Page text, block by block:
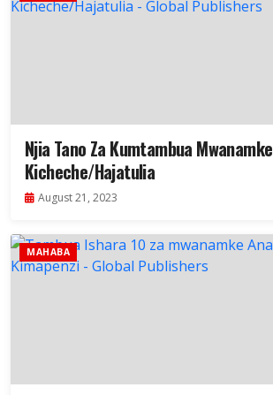
Njia Tano Za Kumtambua Mwanamke
Kicheche/Hajatulia
August 21, 2023
MAHABA